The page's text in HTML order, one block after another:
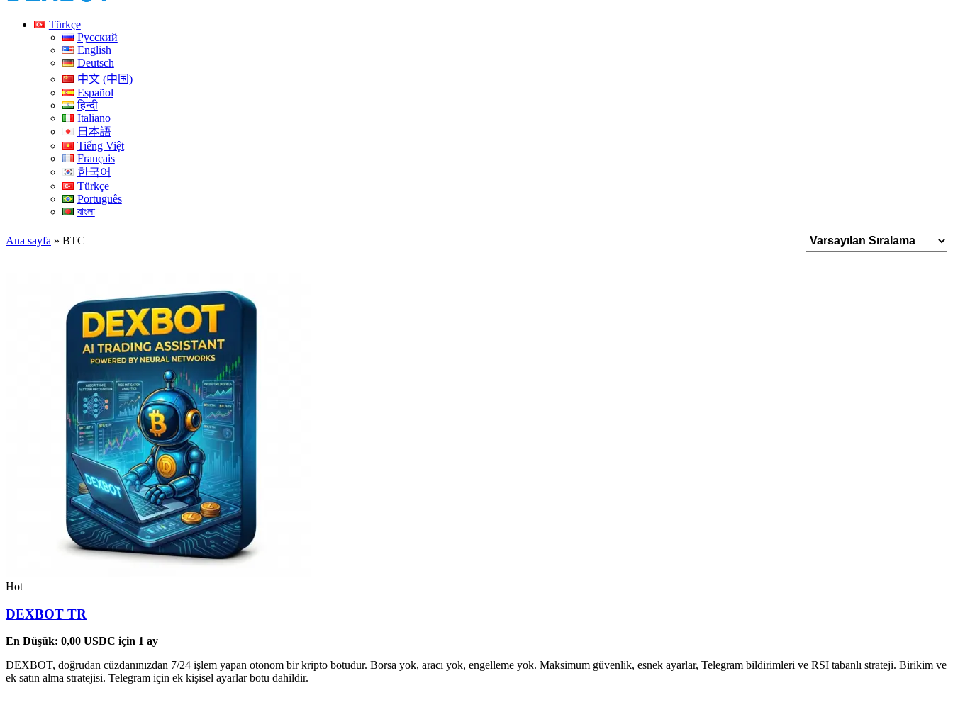
Türkçe
Русский
English
Deutsch
中文 (中国)
Español
हिन्दी
Italiano
日本語
Tiếng Việt
Français
한국어
Türkçe
Português
বাংলা
Ana sayfa » BTC
Hot
DEXBOT TR
En Düşük: 0,00 USDC için 1 ay
DEXBOT, doğrudan cüzdanınızdan 7/24 işlem yapan otonom bir kripto botudur. Borsa yok, aracı yok, engelleme yok. Maksimum güvenlik, esnek ayarlar, Telegram bildirimleri ve RSI tabanlı strateji. Birikim ve
ek satın alma stratejisi. Telegram için ek kişisel ayarlar botu dahildir.